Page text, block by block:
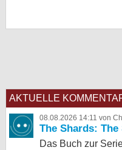
AKTUELLE
08.08.2026 14:11 von
The Shards: The
Das Buch zur